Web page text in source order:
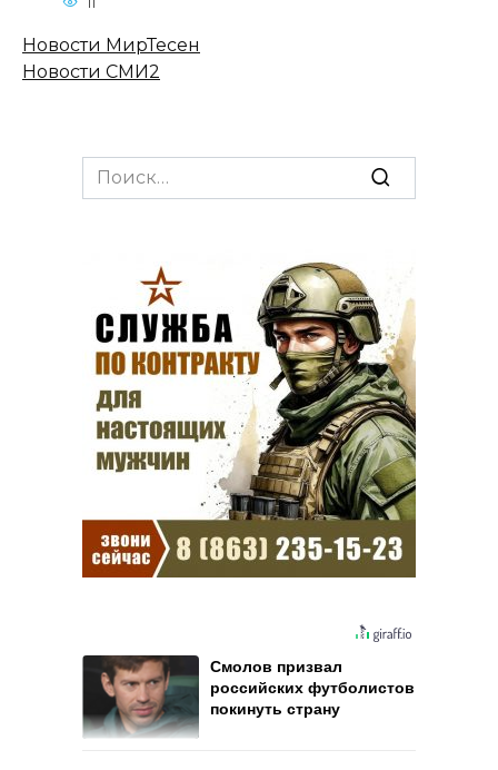
Новости МирТесен
Новости СМИ2
Search
for:
Смолов призвал
российских футболистов
покинуть страну